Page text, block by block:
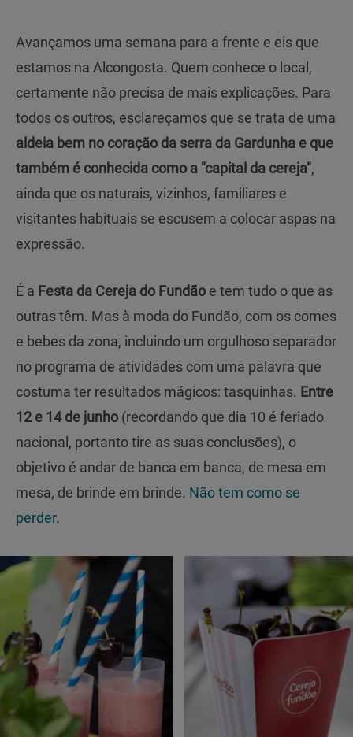
Avançamos uma semana para a frente e eis que
estamos na Alcongosta. Quem conhece o local,
certamente não precisa de mais explicações. Para
todos os outros, esclareçamos que se trata de uma
aldeia bem no coração da serra da Gardunha e que
também é conhecida como a "capital da cereja",
ainda que os naturais, vizinhos, familiares e
visitantes habituais se escusem a colocar aspas na
expressão.
É a Festa da Cereja do Fundão e tem tudo o que as
outras têm. Mas à moda do Fundão, com os comes
e bebes da zona, incluindo um orgulhoso separador
no programa de atividades com uma palavra que
costuma ter resultados mágicos: tasquinhas. Entre
12 e 14 de junho (recordando que dia 10 é feriado
nacional, portanto tire as suas conclusões), o
objetivo é andar de banca em banca, de mesa em
mesa, de brinde em brinde. Não tem como se
perder.